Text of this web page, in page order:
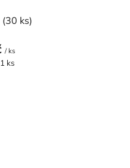
(30 ks)
/ ks
ks